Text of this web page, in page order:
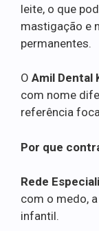
leite, o que
mastigação e
permanentes.
O Amil Dental
com nome
referência
Por que
Rede
com o medo,
infantil.